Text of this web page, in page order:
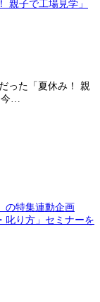
った「夏休み！ 親
今…
の特集連動企画
叱り方」セミナーを